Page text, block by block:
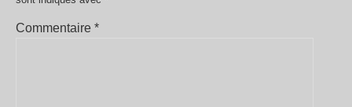
Commentaire *